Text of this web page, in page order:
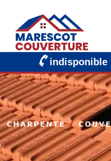
indisponible